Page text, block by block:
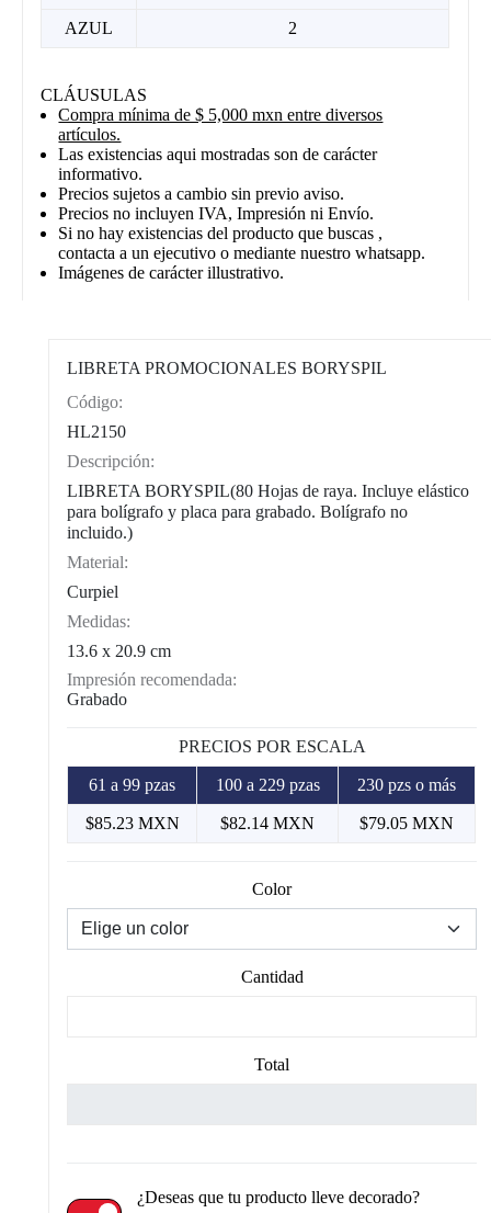
AZUL 2
CLÁUSULAS
Compra mínima de $ 5,000 mxn entre diversos
artículos.
Las existencias aqui mostradas son de carácter
informativo.
Precios sujetos a cambio sin previo aviso.
Precios no incluyen IVA, Impresión ni Envío.
Si no hay existencias del producto que buscas ,
contacta a un ejecutivo o mediante nuestro whatsapp.
Imágenes de carácter illustrativo.
LIBRETA PROMOCIONALES BORYSPIL
Código:
HL2150
Descripción:
LIBRETA BORYSPIL(80 Hojas de raya. Incluye elástico
para bolígrafo y placa para grabado. Bolígrafo no
incluido.)
Material:
Curpiel
Medidas:
13.6 x 20.9 cm
Impresión recomendada:
Grabado
PRECIOS POR ESCALA
61 a 99 pzas 100 a 229 pzas 230 pzs o más
$85.23 MXN $82.14 MXN $79.05 MXN
Color
Cantidad
Total
¿Deseas que tu producto lleve decorado?